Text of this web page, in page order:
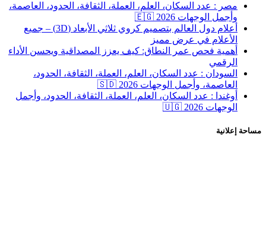
مصر : عدد السكان، العلم، العملة، الثقافة، الحدود، العاصمة،
وأجمل الوجهات 2026 🇪🇬
أعلام دول العالم بتصميم كروي ثلاثي الأبعاد (3D) – جميع
الأعلام في عرض مميز
أهمية فحص عمر النطاق: كيف يعزز المصداقية ويحسن الأداء
الرقمي
السودان : عدد السكان، العلم، العملة، الثقافة، الحدود،
العاصمة، وأجمل الوجهات 2026 🇸🇩
أوغندا : عدد السكان، العلم، العملة، الثقافة، الحدود، وأجمل
الوجهات 2026 🇺🇬
إعلانية